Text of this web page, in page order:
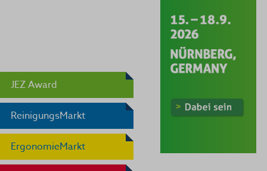
JEZ Award
ReinigungsMarkt
ErgonomieMarkt